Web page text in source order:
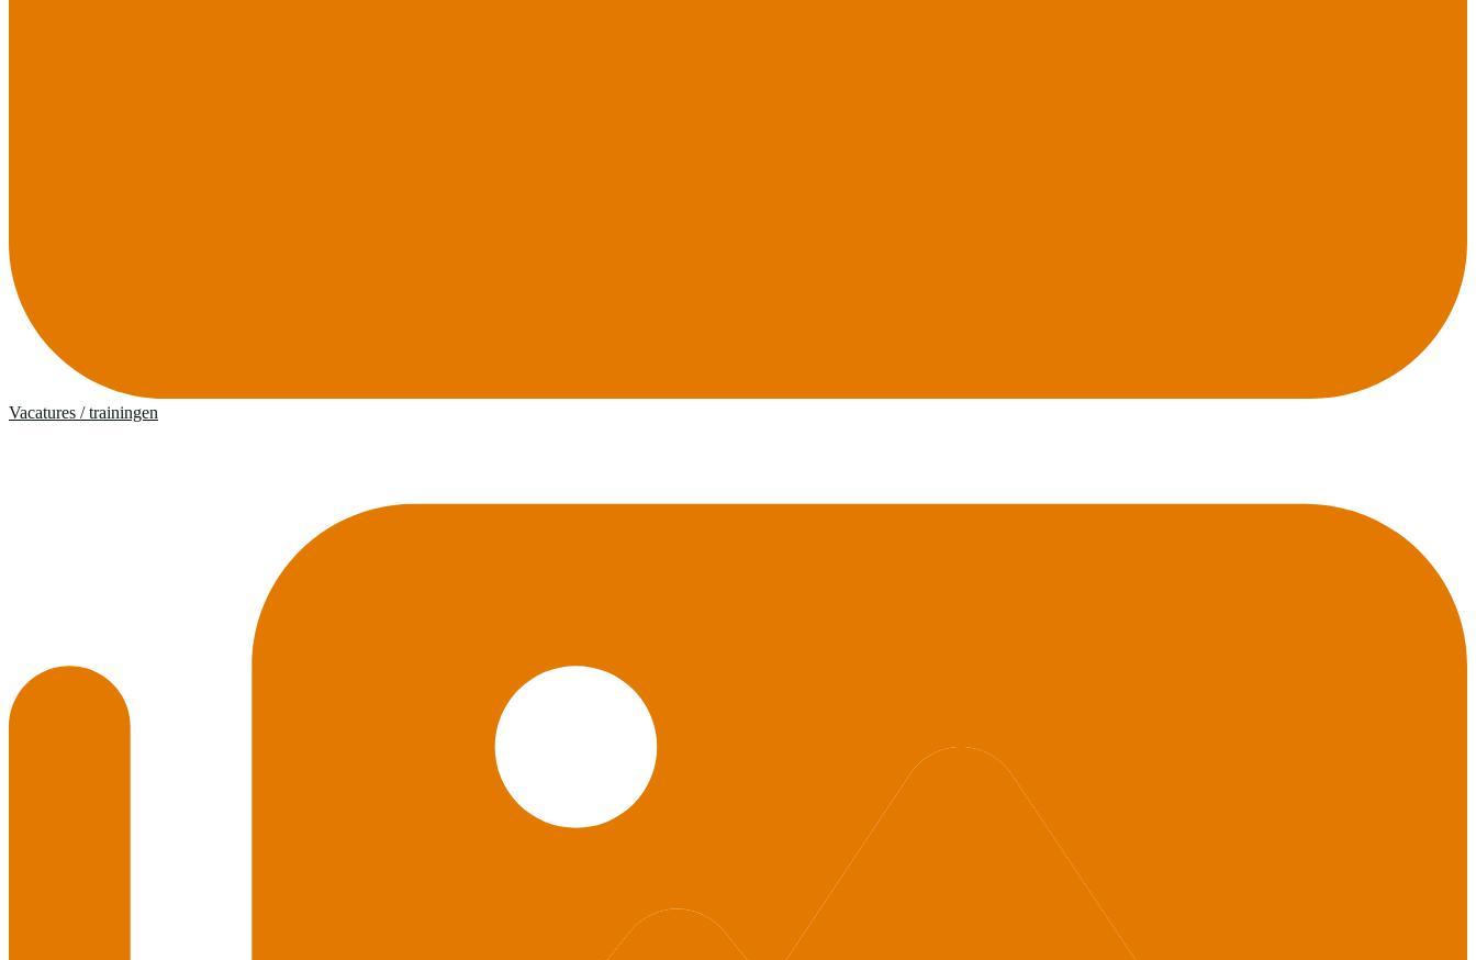
Vacatures / trainingen